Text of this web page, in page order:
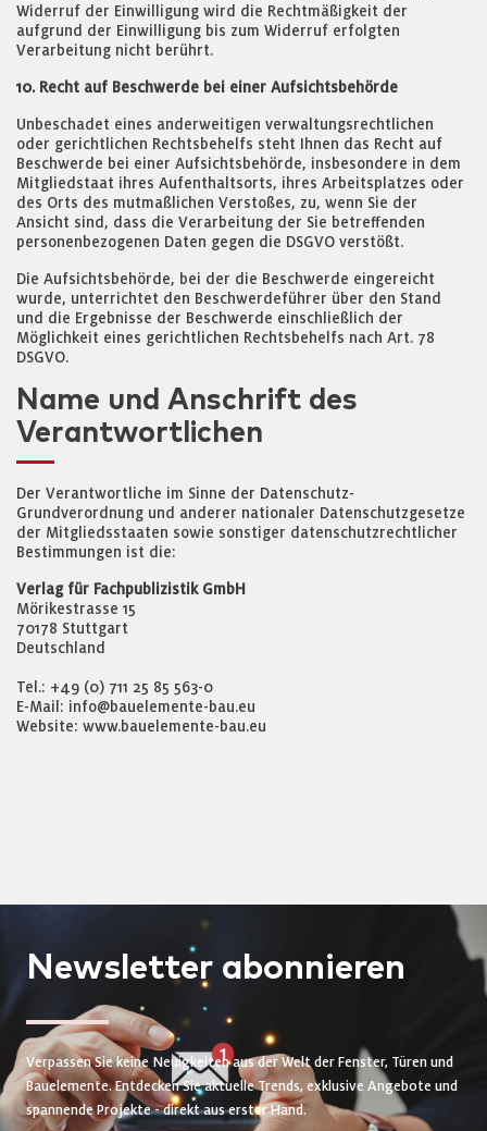
Widerruf der Einwilligung wird die Rechtmäßigkeit der
aufgrund der Einwilligung bis zum Widerruf erfolgten
Verarbeitung nicht berührt.
10. Recht auf Beschwerde bei einer Aufsichtsbehörde
Unbeschadet eines anderweitigen verwaltungsrechtlichen
oder gerichtlichen Rechtsbehelfs steht Ihnen das Recht auf
Beschwerde bei einer Aufsichtsbehörde, insbesondere in dem
Mitgliedstaat ihres Aufenthaltsorts, ihres Arbeitsplatzes oder
des Orts des mutmaßlichen Verstoßes, zu, wenn Sie der
Ansicht sind, dass die Verarbeitung der Sie betreffenden
personenbezogenen Daten gegen die DSGVO verstößt.
Die Aufsichtsbehörde, bei der die Beschwerde eingereicht
wurde, unterrichtet den Beschwerdeführer über den Stand
und die Ergebnisse der Beschwerde einschließlich der
Möglichkeit eines gerichtlichen Rechtsbehelfs nach Art. 78
DSGVO.
Name und Anschrift des
Verantwortlichen
Der Verantwortliche im Sinne der Datenschutz-
Grundverordnung und anderer nationaler Datenschutzgesetze
der Mitgliedsstaaten sowie sonstiger datenschutzrechtlicher
Bestimmungen ist die:
Verlag für Fachpublizistik GmbH
Mörikestrasse 15
70178 Stuttgart
Deutschland
Tel.: +49 (0) 711 25 85 563-0
E-Mail: info@bauelemente-bau.eu
Website: www.bauelemente-bau.eu
Newsletter abonnieren
Verpassen Sie keine Neuigkeiten aus der Welt der Fenster, Türen und
Bauelemente. Entdecken Sie aktuelle Trends, exklusive Angebote und
spannende Projekte - direkt aus erster Hand.